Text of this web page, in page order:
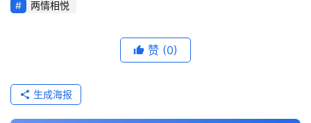
两情相悦
赞 (0)
生成海报